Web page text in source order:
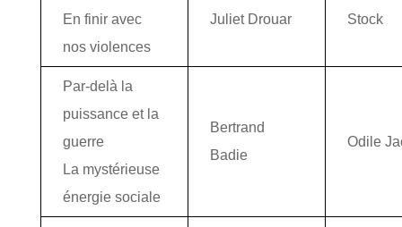
En finir avec
nos violences
Juliet Drouar Stock
Par-delà la
puissance et la
guerre
La mystérieuse
énergie sociale
Bertrand
Badie
Odile